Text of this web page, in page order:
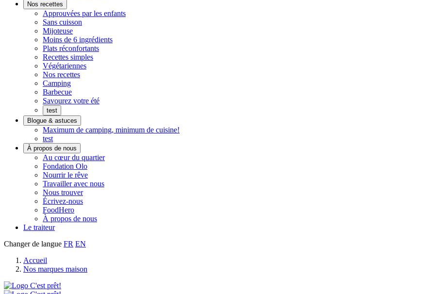
maison
à
manger
Nos recettes
Approuvées par les enfants
Sans cuisson
Mijoteuse
Moins de 6 ingrédients
Plats réconfortants
Recettes simples
Végétariennes
Nos recettes
Camping
Barbecue
Savourez votre été
test
Blogue & astuces
Maximum de camping, minimum de cuisine!
test
À propos de nous
Au cœur du quartierOn
Fondation Olo
Nourrir le rêve
Travailler avec nous
Nous trouver
Écrivez-nous
FoodHero
À propos de nous
Le traiteur
Changer de langue FR EN
Accueil
Nos marques maison